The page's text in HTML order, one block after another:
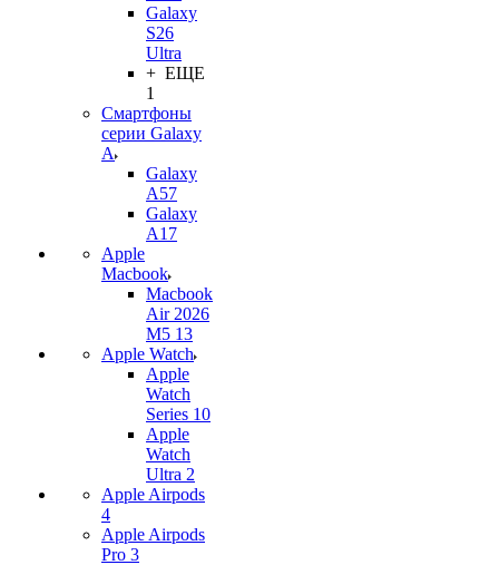
Galaxy
S26
Ultra
+ ЕЩЕ
1
Смартфоны
серии Galaxy
A
Galaxy
A57
Galaxy
A17
Apple
Macbook
Macbook
Air 2026
M5 13
Apple Watch
Apple
Watch
Series 10
Apple
Watch
Ultra 2
Apple Airpods
4
Apple Airpods
Pro 3